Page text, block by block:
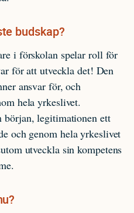
budskap?
i förskolan spelar roll för
för att utveckla det! Den
ansvar för, och
hela yrkeslivet.
början, legitimationen ett
och genom hela yrkeslivet
utveckla sin kompetens